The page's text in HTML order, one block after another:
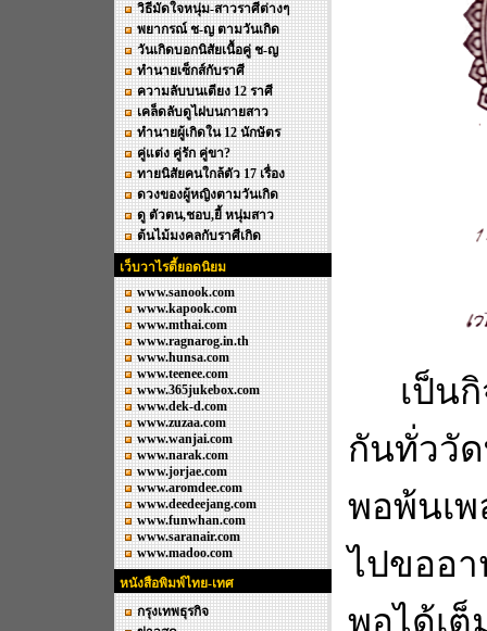
วิธีมัดใจหนุ่ม-สาวราศีต่างๆ
พยากรณ์ ช-ญ ตามวันเกิด
วันเกิดบอกนิสัยเนื้อคู่ ช-ญ
ทำนายเซ็กส์กับราศี
ความลับบนเตียง 12 ราศี
เคล็ดลับดูไฝบนกายสาว
ทำนายผู้เกิดใน 12 นักษัตร
คู่แต่ง คู่รัก คู่ขา?
ทายนิสัยคนใกล้ตัว 17 เรื่อง
ดวงของผู้หญิงตามวันเกิด
ดู ตัวตน,ชอบ,ยี้ หนุ่มสาว
ต้นไม้มงคลกับราศีเกิด
เว็บวาไรตี้ยอดนิยม
www.sanook.com
www.kapook.com
www.mthai.com
www.ragnarog.in.th
www.hunsa.com
www.teenee.com
www.365jukebox.com
www.dek-d.com
www.zuzaa.com
www.wanjai.com
www.narak.com
www.jorjae.com
www.aromdee.com
www.deedeejang.com
www.funwhan.com
www.saranair.com
www.madoo.com
หนังสือพิมพ์ไทย-เทศ
กรุงเทพธุรกิจ
เป็น
กันทั่ววั
พอพ้นเ
ไปขออา
พอได้เต็